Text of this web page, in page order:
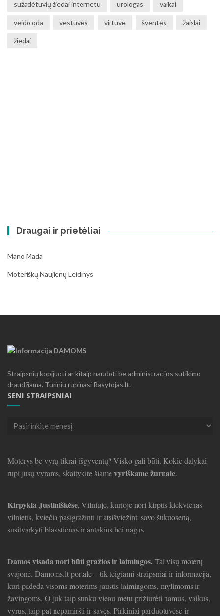
sužadėtuvių žiedai internetu urologas vaikai
veido oda vestuvės virtuvė šventės žaislai
žiedai
Draugai ir prietėliai
Mano Mada
Moteriškų Naujienų Leidinys
Straipsnių kopijuoti ar kitaip naudoti be administracijos sutikimo
draudžiama. Turiniu rūpinasi Rasytojas.lt.
SENI STRAIPSNIAI
Seni
Moterys be vyrų tikrai išgyventų? Visko gali būti. Kokie dalykai
rūpi jūsų vyrams, skaitykite šiamevyriškame žurnale.
Kirpykla Justiniškėse, Vilniuje, kurioje nori kirptis kiekvienas
vilnietis, kviečia pasigražinti ir atsišviežinti savo šukuoseną,
susitvarkyti blakstienas ir antakius bei nagus.
Damos visada nori būti gražios ir laimingos.Tai visų moterų
svajonė. Damoms.lt portale – tik teigiami straipsniai ir informacija,
kuri padeda visoms moterims jaustis laimingoms, mylimoms ir
žavingoms. O juk taip sunku vienu metu prižiūrėti namus, vaikus,
vyrus, taip pat nepamiršti ir savęs. Pirkiniai parduotuvėse ir